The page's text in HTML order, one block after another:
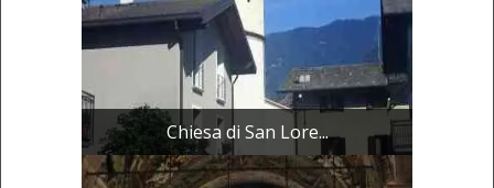
Chiesa di San Lore...